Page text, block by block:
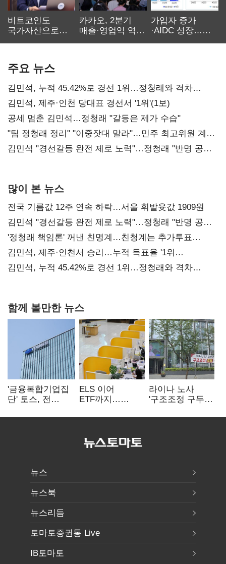
비트코인도
국가자산으로…'
카카오, 2분기
매출·영업익 역대
가입자 증가
·AIDC 성장…
주요 뉴스
김민석, 누적 45.42%로 경선 1위…정청래와 격차
0.86%p(2보)
김민석, 제주·인천 당대표 경선서 '1위'(1보)
공세 멈춘 김민석…정청래 "갈등은 제가 수습"
"팀 정청래 정리" "이중잣대 말라"…민주 최고위원 계파
다툼 격화
김민석 "경선갈등 완전 제로 노력"…정청래 "반명 공세
많이 본 뉴스
전국 기름값 12주 연속 하락…서울 휘발윳값 1909원
김민석 "경선갈등 완전 제로 노력"…정청래 "반명 공세
사과부터"
'정청래 책임론' 꺼낸 친명계…친청계는 추가투표
때리기
김민석, 제주·인천서 승리…누적 득표율 '1위
탈환'(종합)
김민석, 누적 45.42%로 경선 1위…정청래와 격차
함께 볼만한 뉴스
'금융복합기업집
단' 토스, 전
표준화
ELS 이어
ETF까지…
제동 걸린 은행
라이나 노사
'구조조정 구두
뉴스
뉴스북
뉴스리듬
토마토증권통 Live
IB토마토